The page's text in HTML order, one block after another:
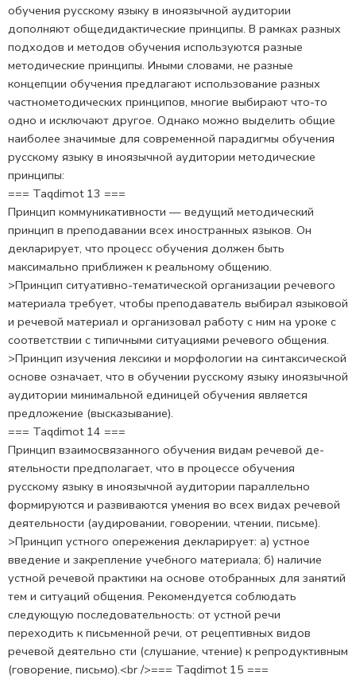
обучения русскому языку в иноязычной аудитории
дополняют об­щедидактические принципы. В рамках разных
подходов и методов обучения используются разные
методические принципы. Иными словами, не разные
концепции обучения предлагают использо­вание разных
частнометодических принципов, многие выбирают что-то
одно и исключают другое. Однако можно выделить общие
наиболее значимые для современной парадигмы обучения
русско­му языку в иноязычной аудитории методические
принципы:
=== Taqdimot 13 ===
Принцип коммуникативности — ведущий методический
принцип в преподавании всех иностранных языков. Он
деклари­рует, что процесс обучения должен быть
максимально приближен к реальному общению.
>Принцип ситуативно-тематической организации рече­вого
материала требует, чтобы преподаватель выбирал языковой
и речевой материал и организовал работу с ним на уроке с
соответ­ствии с типичными ситуациями речевого общения.
>Принцип изучения лексики и морфологии на синтакси­ческой
основе означает, что в обучении русскому языку иноязыч­ной
аудитории минимальной единицей обучения является
предло­жение (высказывание).
=== Taqdimot 14 ===
Принцип взаимосвязанного обучения видам речевой де­
ятельности предполагает, что в процессе обучения
русскому язы­ку в иноязычной аудитории параллельно
формируются и развива­ются умения во всех видах речевой
деятельности (аудировании, говорении, чтении, письме).
>Принцип устного опережения декларирует: а) устное
введение и закрепление учебного материала; б) наличие
устной речевой практики на основе отобранных для занятий
тем и си­туаций общения. Рекомендуется соблюдать
следующую последо­вательность: от устной речи
переходить к письменной речи, от рецептивных видов
речевой деятельно сти (слушание, чтение) к репродуктивным
(говорение, письмо).<br />=== Taqdimot 15 ===